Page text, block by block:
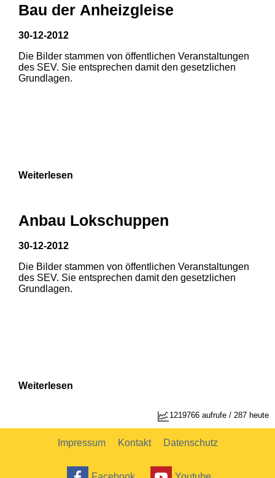
1 2
1 2
2
Bau der Anheizgleise
30-12-2012
Die Bilder stammen von öffentlichen Veranstaltungen
des SEV. Sie entsprechen damit den gesetzlichen
Grundlagen.
Weiterlesen
Anbau Lokschuppen
30-12-2012
Die Bilder stammen von öffentlichen Veranstaltungen
des SEV. Sie entsprechen damit den gesetzlichen
Grundlagen.
Weiterlesen
1219766 aufrufe / 287 heute
Impressum Kontakt Datenschutz